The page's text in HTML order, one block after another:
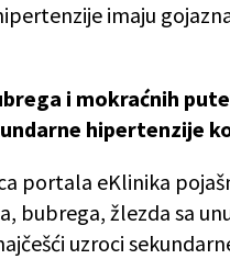
imaju
i mokraćnih
hipertenzije
portala eKlinika
bubrega, žlezda sa
uzroci